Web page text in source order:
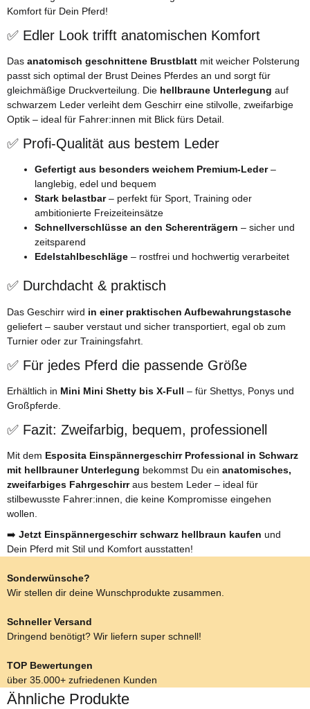
Komfort für Dein Pferd!
✅ Edler Look trifft anatomischen Komfort
Das anatomisch geschnittene Brustblatt mit weicher Polsterung
passt sich optimal der Brust Deines Pferdes an und sorgt für
gleichmäßige Druckverteilung. Die hellbraune Unterlegung auf
schwarzem Leder verleiht dem Geschirr eine stilvolle, zweifarbige
Optik – ideal für Fahrer:innen mit Blick fürs Detail.
✅ Profi-Qualität aus bestem Leder
Gefertigt aus besonders weichem Premium-Leder–
langlebig, edel und bequem
Stark belastbar– perfekt für Sport, Training oder
ambitionierte Freizeiteinsätze
Schnellverschlüsse an den Scherenträgern – sicher und
zeitsparend
Edelstahlbeschläge – rostfrei und hochwertig verarbeitet
✅ Durchdacht & praktisch
Das Geschirr wird in einer praktischen Aufbewahrungstasche
geliefert – sauber verstaut und sicher transportiert, egal ob zum
Turnier oder zur Trainingsfahrt.
✅ Für jedes Pferd die passende Größe
Erhältlich in Mini Mini Shetty bis X-Full – für Shettys, Ponys und
Großpferde.
✅ Fazit: Zweifarbig, bequem, professionell
Mit dem Esposita Einspännergeschirr Professional in Schwarz
mit hellbrauner Unterlegung bekommst Du ein anatomisches,
zweifarbiges Fahrgeschirraus bestem Leder – ideal für
stilbewusste Fahrer:innen, die keine Kompromisse eingehen
wollen.
➡️ Jetzt Einspännergeschirr schwarz hellbraun kaufen und
Dein Pferd mit Stil und Komfort ausstatten!
Sonderwünsche?
Wir stellen dir deine Wunschprodukte zusammen.
Schneller Versand
Dringend benötigt? Wir liefern super schnell!
TOP Bewertungen
über 35.000+ zufriedenen Kunden
Ähnliche Produkte